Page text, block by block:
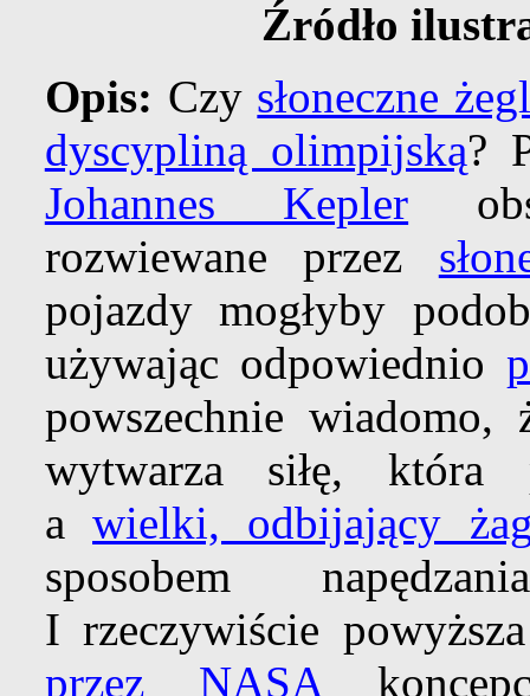
Źródło
Opis: Czy słoneczne
dyscypliną olimpijską?
Johannes Kepler
rozwiewane przez
pojazdy mogłyby
używając odpowiednio
powszechnie wiadomo,
wytwarza siłę,
awielki, odbijający
sposobem
I rzeczywiście
przez NASA